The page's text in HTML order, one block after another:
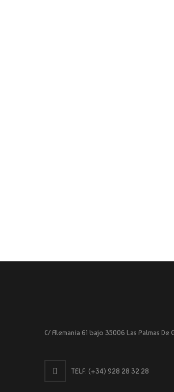
C/ Alemania 61 bajo 35006 Las Palmas De
TELF: (+34) 928 28 32 28